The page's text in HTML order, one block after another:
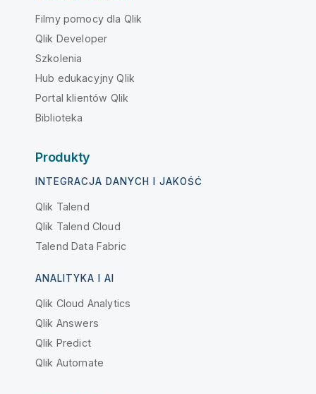
Filmy pomocy dla Qlik
Qlik Developer
Szkolenia
Hub edukacyjny Qlik
Portal klientów Qlik
Biblioteka
Produkty
INTEGRACJA DANYCH I JAKOŚĆ
Qlik Talend
Qlik Talend Cloud
Talend Data Fabric
ANALITYKA I AI
Qlik Cloud Analytics
Qlik Answers
Qlik Predict
Qlik Automate